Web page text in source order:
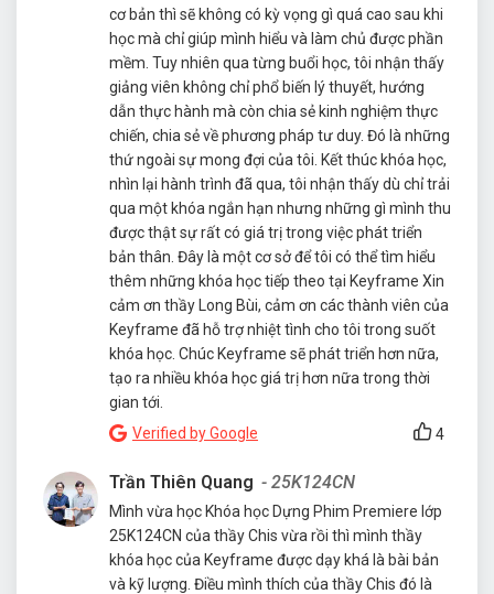
cơ bản thì sẽ không có kỳ vọng gì quá cao sau khi
học mà chỉ giúp mình hiểu và làm chủ được phần
mềm. Tuy nhiên qua từng buổi học, tôi nhận thấy
giảng viên không chỉ phổ biến lý thuyết, hướng
dẫn thực hành mà còn chia sẻ kinh nghiệm thực
chiến, chia sẻ về phương pháp tư duy. Đó là những
thứ ngoài sự mong đợi của tôi. Kết thúc khóa học,
nhìn lại hành trình đã qua, tôi nhận thấy dù chỉ trải
qua một khóa ngắn hạn nhưng những gì mình thu
được thật sự rất có giá trị trong việc phát triển
bản thân. Đây là một cơ sở để tôi có thể tìm hiểu
thêm những khóa học tiếp theo tại Keyframe Xin
cảm ơn thầy Long Bùi, cảm ơn các thành viên của
Keyframe đã hỗ trợ nhiệt tình cho tôi trong suốt
khóa học. Chúc Keyframe sẽ phát triển hơn nữa,
tạo ra nhiều khóa học giá trị hơn nữa trong thời
gian tới.
Verified by Google
4
Trần Thiên Quang - 25K124CN
Mình vừa học Khóa học Dựng Phim Premiere lớp
25K124CN của thầy Chis vừa rồi thì mình thầy
khóa học của Keyframe được dạy khá là bài bản
và kỹ lượng. Điều mình thích của thầy Chis đó là